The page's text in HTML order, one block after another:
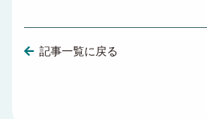
記事一覧に戻る